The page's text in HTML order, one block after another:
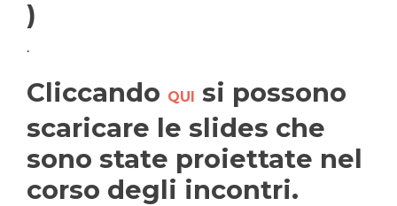
)
.
Cliccando QUI si possono
scaricare le slides che
sono state proiettate nel
corso degli incontri.